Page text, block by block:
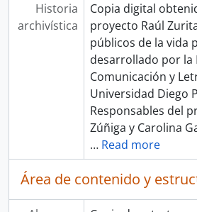
Historia
archivística
Copia digital
proyecto Raúl
públicos de la vida
desarrollado por la
Comunicación y
Universidad Diego
Responsables del
Zúñiga y Carolina
… Read more
Área de contenido y